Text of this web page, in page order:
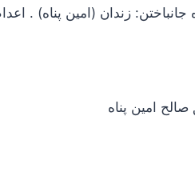
زندان (امین پناه) .
امین پناه